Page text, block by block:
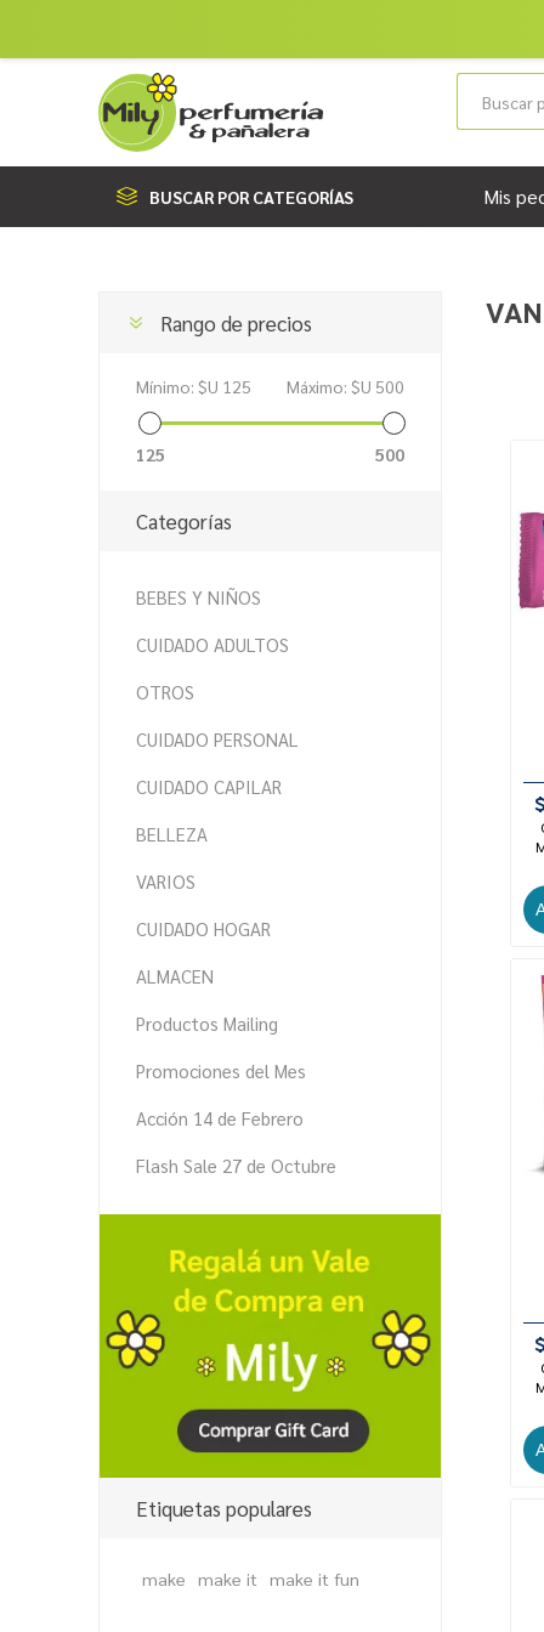
BUSCAR POR CATEGORÍAS Mis
Rango de precios
Mínimo: $U 125 Máximo: $U 500
125 500
Categorías
BEBES Y NIÑOS
CUIDADO ADULTOS
OTROS
CUIDADO PERSONAL
CUIDADO CAPILAR
BELLEZA
VARIOS
CUIDADO HOGAR
ALMACEN
Productos Mailing
Promociones del Mes
Acción 14 de Febrero
Flash Sale 27 de Octubre
Etiquetas populares
make make it make it fun